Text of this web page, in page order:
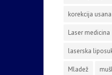
korekcija usana
Laser medicina
laserska
Mladež